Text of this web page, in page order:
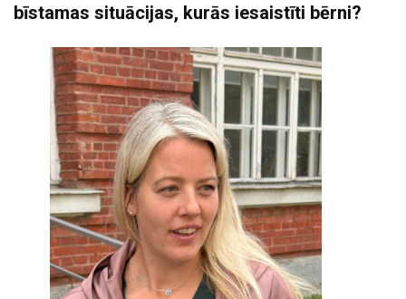
bīstamas situācijas, kurās iesaistīti bērni?